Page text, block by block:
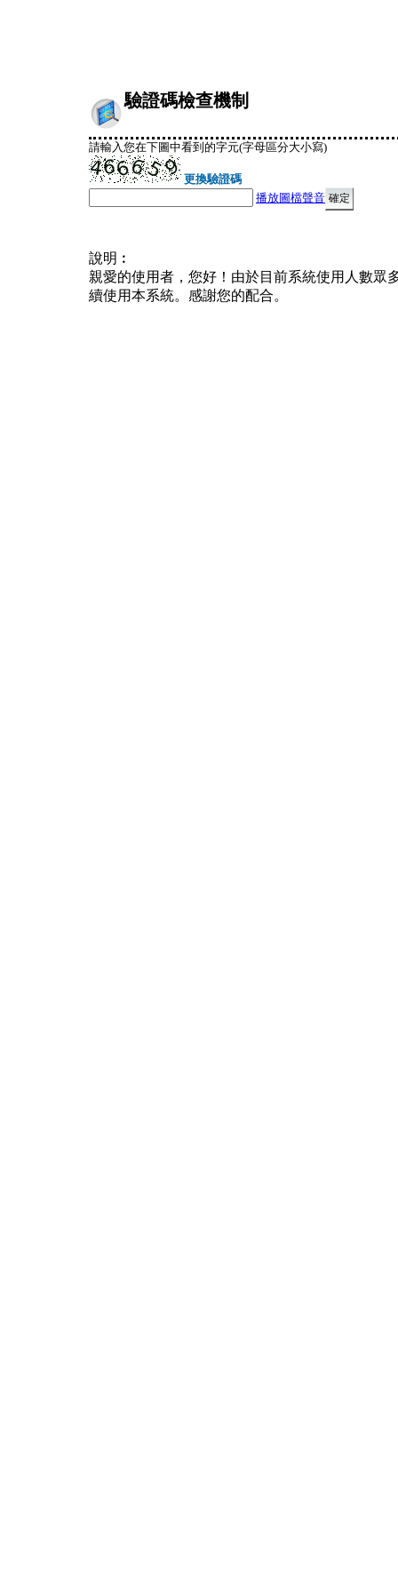
驗證碼檢查機制
請輸入您在下圖中看到的字元(字母區分大小寫)
更換驗證碼
播放圖檔聲音
說明︰
親愛的使用者，您好！由於目前系統使用人數眾
續使用本系統。感謝您的配合。